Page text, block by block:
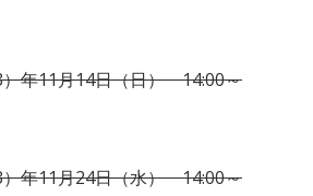
）年11月14日（日） 14:00～
）年11月24日（水） 14:00～